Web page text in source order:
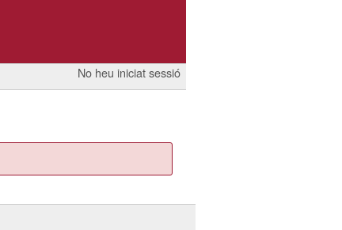
No heu iniciat sessió